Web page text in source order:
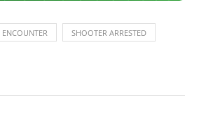
SHOOTER ARRESTED